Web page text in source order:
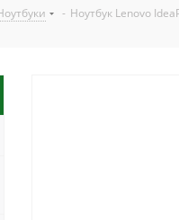
- Ноутбук Lenovo